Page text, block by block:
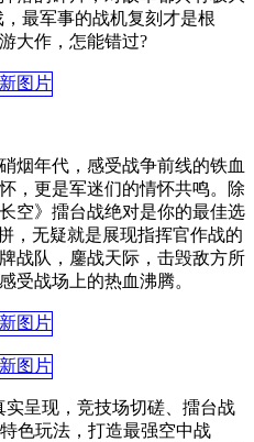
最军事的战机复刻才是根
大作，怎能错过?
烟年代，感受战争前线的铁血
，更是军迷们的情怀共鸣。除
空》擂台战绝对是你的最佳选
，无疑就是展现指挥官作战的
战队，鏖战天际，击毁敌方所
受战场上的热血沸腾。
呈现，竞技场切磋、擂台战
色玩法，打造最强空中战